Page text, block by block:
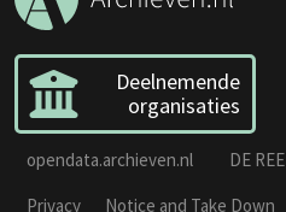
Deelnemende
organisaties
opendata.archieven.nl DE REE
Privacy
Notice and Take Down